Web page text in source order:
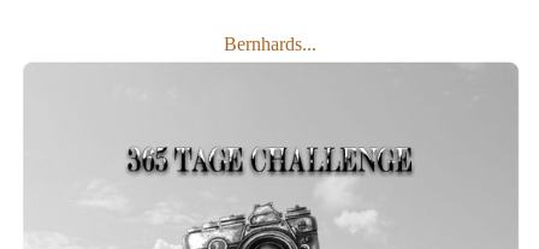
Bernhards...